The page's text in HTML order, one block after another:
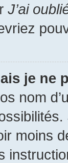
J’ai
je ne
nom
moins